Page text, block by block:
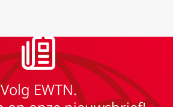
Volg EWTN.